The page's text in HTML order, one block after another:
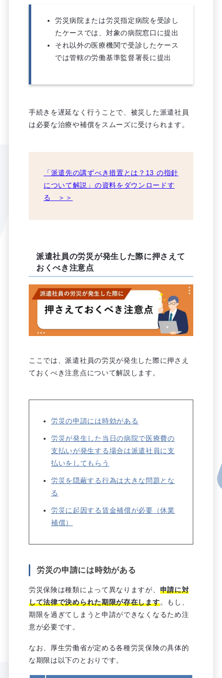
労災病院または労災指定病院を受診し
たケースでは、対象の病院窓口に提出
それ以外の医療機関で受診したケース
では管轄の労働基準監督署長に提出
手続きを遅延なく行うことで、被災した派遣社員
は必要な治療や補償をスムーズに受けられます。
「派遣先の講ずべき措置とは？13 の指針
について解説」の資料をダウンロードす
る ＞＞
派遣社員の労災が発生した際に押さえて
おくべき注意点
ここでは、派遣社員の労災が発生した際に押さえ
ておくべき注意点について解説します。
労災の申請には時効がある
労災が発生した当日の病院で医療費の
支払いが発生する場合は派遣社員に支
払いをしてもらう
労災を隠蔽する行為は大きな問題とな
る
労災に起因する賃金補償が必要（休業
補償）
労災の申請には時効がある
労災保険は種類によって異なりますが、 申請に対
して法律で決められた期限が存在します。もし、
期限を過ぎてしまうと申請ができなくなるため注
意が必要です。
なお、厚生労働省が定める各種労災保険の具体的
な期限は以下のとおりです。